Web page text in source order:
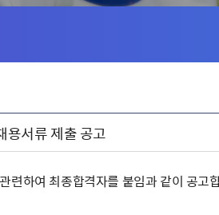
용서류 제출 공고
련하여 최종합격자를 붙임과 같이 공고